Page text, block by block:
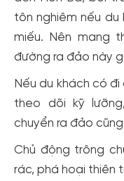
tôn nghiêm nếu
miếu. Nên mang
đường ra đảo này
Nếu du khách có
theo dõi kỹ
chuyển ra đảo
Chủ động trông
rác, phá hoại thiên